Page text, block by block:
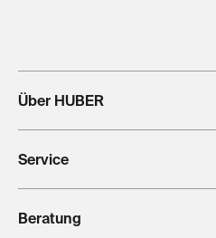
Über HUBER
Service
Beratung